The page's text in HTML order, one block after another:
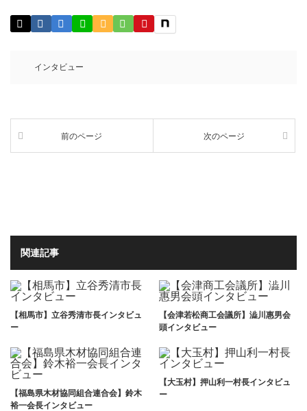
インタビュー
前のページ 次のページ
関連記事
【相馬市】立谷秀清市長インタビュ
ー
【会津若松商工会議所】澁川惠男会
頭インタビュー
【福島県木材協同組合連合会】鈴木
裕一会長インタビュー
【大玉村】押山利一村長インタビュ
ー